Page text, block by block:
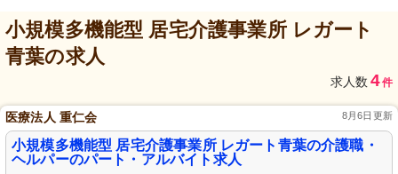
小規模多機能型 居宅介護事業所 レガート
青葉の求人
求人数 4件
医療法人 重仁会 8月6日更新
小規模多機能型 居宅介護事業所 レガート青葉の介護職・
ヘルパーのパート・アルバイト求人